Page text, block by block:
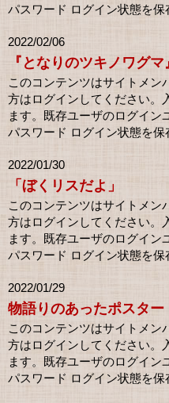
パスワード ログイン状態を
2022/02/06
『となりのツキノワグマ
このコンテンツはサイトメン
方はログインしてください。
ます。既存ユーザのログイン
パスワード ログイン状態を
2022/01/30
「ぼくリスだよ」
このコンテンツはサイトメン
方はログインしてください。
ます。既存ユーザのログイン
パスワード ログイン状態を
2022/01/29
物語りのあったポスター
このコンテンツはサイトメン
方はログインしてください。
ます。既存ユーザのログイン
パスワード ログイン状態を